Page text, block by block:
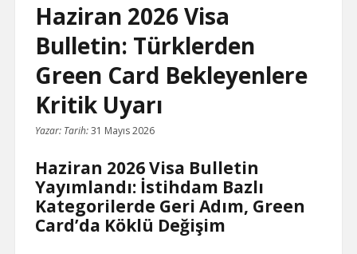
Haziran 2026 Visa
Bulletin: Türklerden
Green Card Bekleyenlere
Kritik Uyarı
Yazar: Tarih:31 Mayıs 2026
Haziran 2026 Visa Bulletin
Yayımlandı: İstihdam Bazlı
Kategorilerde Geri Adım, Green
Card’da Köklü Değişim